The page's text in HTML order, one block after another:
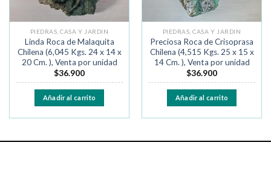
PIEDRAS, CASA Y JARDIN
Linda Roca de Malaquita
Chilena (6,045 Kgs. 24 x 14 x
20 Cm. ), Venta por unidad
$36.900
Añadir al carrito
PIEDRAS, CASA Y JARDIN
Preciosa Roca de Crisoprasa
Chilena (4,515 Kgs. 25 x 15 x
14 Cm. ), Venta por unidad
$36.900
Añadir al carrito